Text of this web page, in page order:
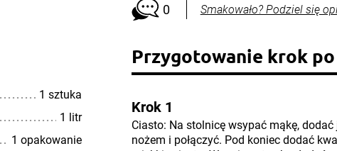
0 Smakowało? Podziel się
1 sztuka
1 litr
1 opakowanie
Przygotowanie krok
Krok 1
Ciasto: Na stolnicę wsypać mąkę,
nożem i połączyć. Pod koniec dodać